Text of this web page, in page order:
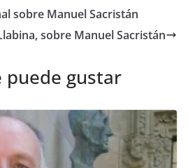
sobre Manuel Sacristán
sobre Manuel Sacristán
puede gustar